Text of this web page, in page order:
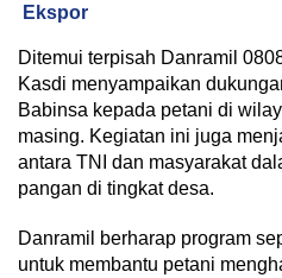
Ekspor
Ditemui terpisah Danramil
Kasdi menyampaikan
Babinsa kepada petani di
masing. Kegiatan ini juga
antara TNI dan masyarakat
pangan di tingkat desa.
Danramil berharap program
untuk membantu petani